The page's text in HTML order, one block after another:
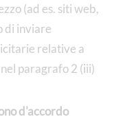
(ad es. siti web,
di inviare
relative a
paragrafo 2 (iii)
d'accordo